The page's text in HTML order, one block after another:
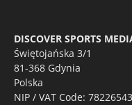
DISCOVER SPORTS
Świętojańska 3/1
81-368 Gdynia
Polska
NIP / VAT Code: